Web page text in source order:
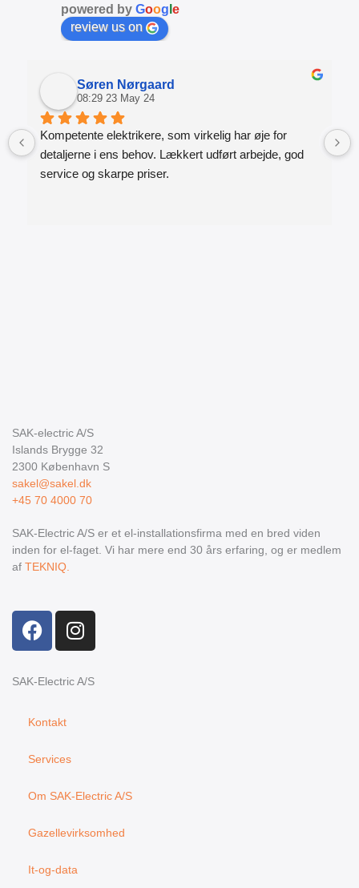
powered by Goog e
review us on
Søren Nørgaard
08:29 23 May 24
Kompetente elektrikere, som virkelig har øje for
detaljerne i ens behov. Lækkert udført arbejde, god
service og skarpe priser.
SAK-electric A/S
Islands Brygge 32
2300 København S
sakel@sakel.dk
+45 70 4000 70
SAK-Electric A/S er et el-installationsfirma med en bred viden
inden for el-faget. Vi har mere end 30 års erfaring, og er medlem
af TEKNIQ.
F
a
e
o
k
I
n
t
SAK-Electric A/S
Kontakt
Services
Om SAK-Electric A/S
Gazellevirksomhed
It-og-data